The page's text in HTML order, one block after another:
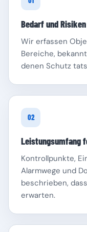
Schleswig-
Bedarf und
Wir erfassen
Bereiche,
denen Schutz
02
Leistungsumfang
Kontrollpunkte,
Alarmwege und
beschrieben,
erwarten.